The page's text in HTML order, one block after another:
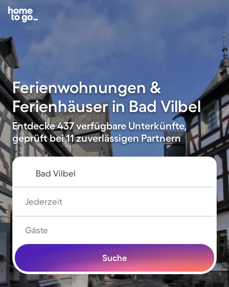
Ferienwohnungen &
Ferienhäuser in Bad Vilbel
Entdecke 437 verfügbare Unterkünfte,
geprüft bei 11 zuverlässigen Partnern
Jederzeit
Gäste
Suche